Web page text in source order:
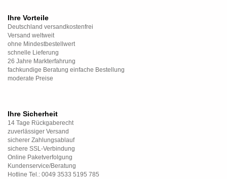
Ihre Vorteile
Deutschland versandkostenfrei
Versand weltweit
ohne Mindestbestellwert
schnelle Lieferung
26 Jahre Markterfahrung
fachkundige Beratung einfache Bestellung
moderate Preise
Ihre Sicherheit
14 Tage Rückgaberecht
zuverlässiger Versand
sicherer Zahlungsablauf
sichere SSL-Verbindung
Online Paketverfolgung
Kundenservice/Beratung
Hotline Tel.: 0049 3533 5195 785